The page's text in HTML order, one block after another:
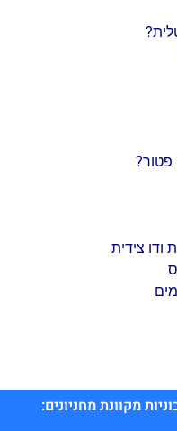
פטור?
ודו צידית
מקוונת מחניונים: